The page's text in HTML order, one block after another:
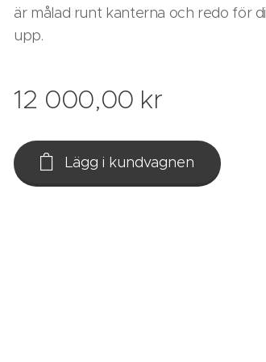
är målad runt kanterna och redo för
upp.
12 000,00 kr
Lägg i kundvagnen